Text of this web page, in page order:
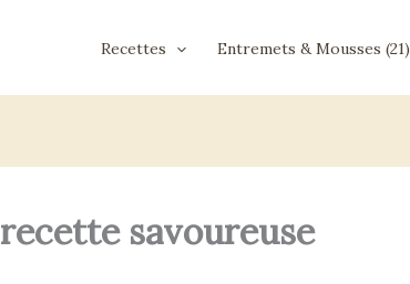
Recettes Entremets & Mousses (21)
savoureuse